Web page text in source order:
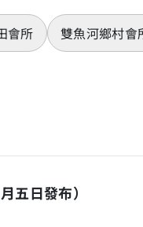
會所 雙魚河鄉村會
五日發布）